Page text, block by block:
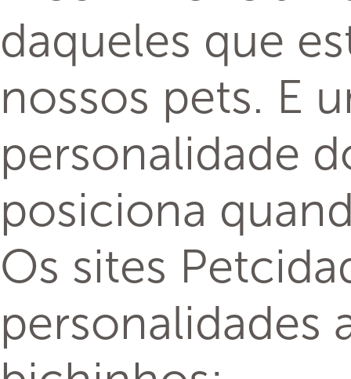
daqueles que
nossos pets. E
personalidade
posiciona
Os sites
personalidades